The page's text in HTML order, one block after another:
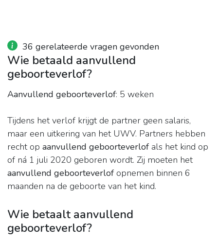
36 gerelateerde vragen gevonden
Wie betaald aanvullend
geboorteverlof?
Aanvullend geboorteverlof: 5 weken
Tijdens het verlof krijgt de partner geen salaris,
maar een uitkering van het UWV. Partners hebben
recht op aanvullend geboorteverlof als het kind op
of ná 1 juli 2020 geboren wordt. Zij moeten het
aanvullend geboorteverlof opnemen binnen 6
maanden na de geboorte van het kind.
Wie betaalt aanvullend
geboorteverlof?